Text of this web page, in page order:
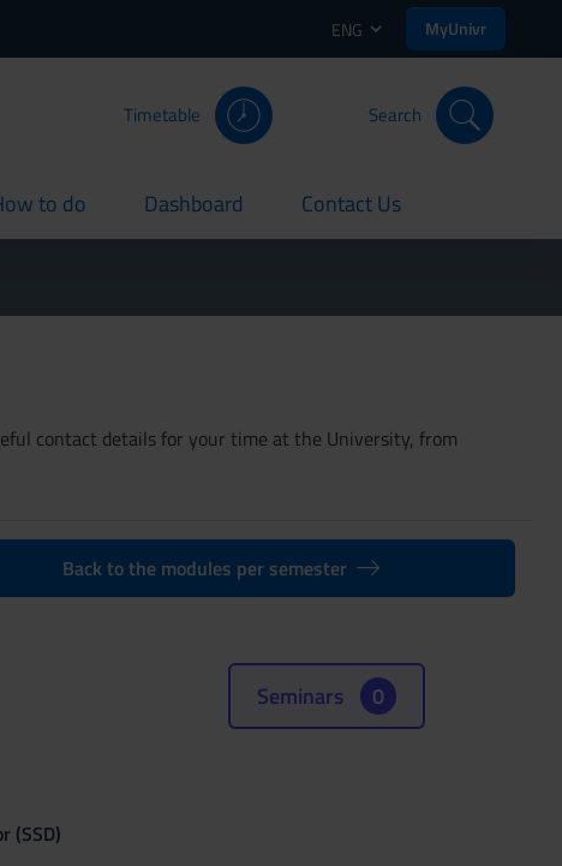
ENG MyUnivr
Timetable Search
to do Dashboard
current Contact Us
current
contact details for your time at the University, from
Back to the modules per semester
(SSD)
Seminars 0